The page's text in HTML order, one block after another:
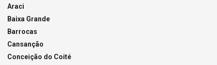
Araci
Baixa Grande
Barrocas
Cansanção
Conceição do Coité